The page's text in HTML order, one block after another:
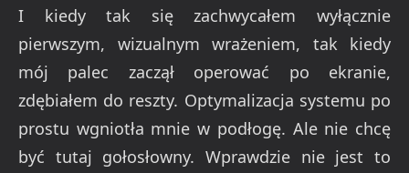
I kiedy tak się zachwycałem wyłącznie
pierwszym, wizualnym wrażeniem, tak kiedy
mój palec zaczął operować po ekranie,
zdębiałem do reszty. Optymalizacja systemu po
prostu wgniotła mnie w podłogę. Ale nie chcę
być tutaj gołosłowny. Wprawdzie nie jest to